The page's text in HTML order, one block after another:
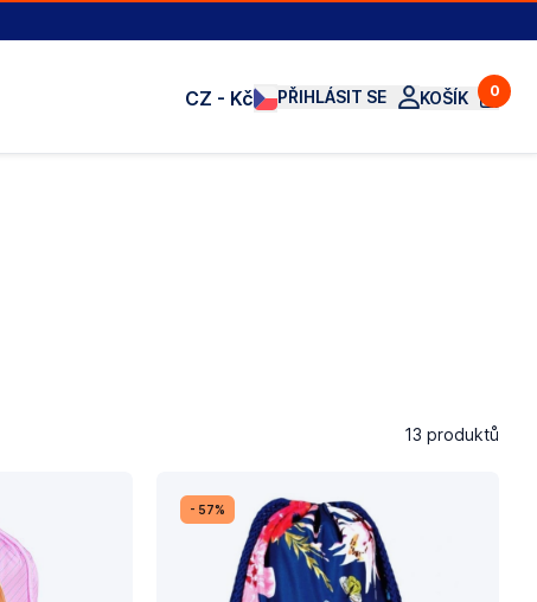
CZ - Kč PŘIHLÁSIT SE KOŠÍK 0
13 produktů
- 57%